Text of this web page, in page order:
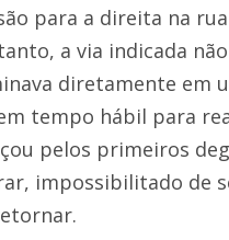
para a direita na rua
a via indicada
diretamente em
tempo hábil para
pelos primeiros
impossibilitado de